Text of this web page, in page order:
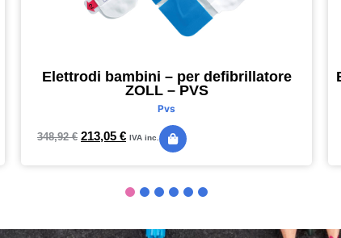
Elettrodi bambini – per defibrillatore
ZOLL – PVS
Pvs
348,92€ 213,05 € IVA inc.